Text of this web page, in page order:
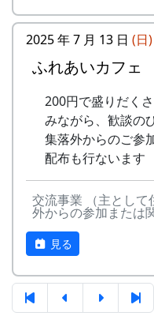
稲刈りの日、田んぼ
する棚田コンサート。
毎年曲を創り出演
夏のイメージを色
水田に降り注ぐ“雨
支えているのだと実
ベント」でした。（
収穫祭にて
5
なんとなく聴
うた
6 あしたは帰ろう
7
蒼い⾵〜棚
⽥'99〜
⾥へ
9 棚⽥の四季
10
この町で
11
⻩⾦の海
- H
5
メシアとポン
ンド
-
メシアとポン
ンド
ンド
2025 年 7 月 13 日 (日)
ふれあいカフェ
200円で盛りだく
みながら、歓談の
集落外からのご参
配布も行ないます
交流事業 （主として
外からの参加または
見る